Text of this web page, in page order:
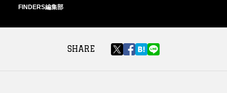
FINDERS編集部
SHARE